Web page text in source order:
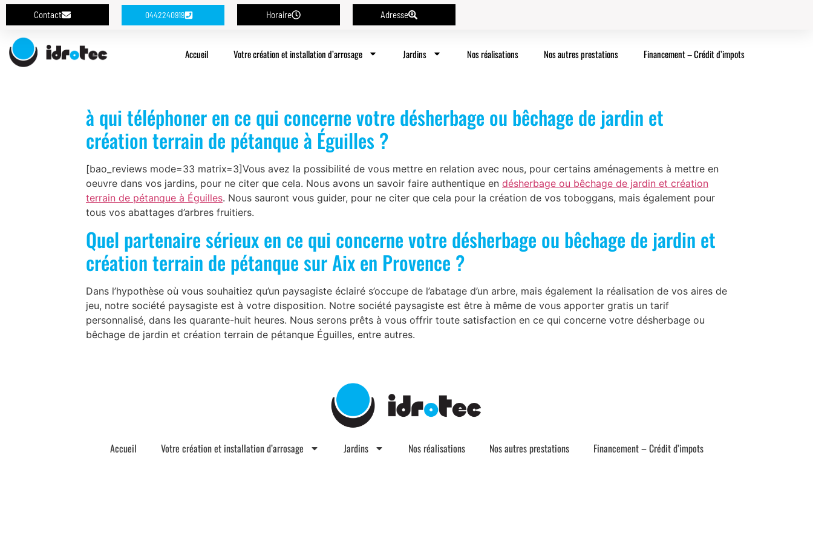
Contact 0442240919 Horaire Adresse
Accueil Votre création et installation d’arrosage Jardins Nos réalisations Nos autres prestations Financement – Crédit d’impots
à qui téléphoner en ce qui concerne votre désherbage ou bêchage de jardin et
création terrain de pétanque à Éguilles ?
[bao_reviews mode=33 matrix=3]Vous avez la possibilité de vous mettre en relation avec nous, pour certains aménagements à mettre en
oeuvre dans vos jardins, pour ne citer que cela. Nous avons un savoir faire authentique en désherbage ou bêchage de jardin et création
terrain de pétanque à Éguilles. Nous sauront vous guider, pour ne citer que cela pour la création de vos toboggans, mais également pour
tous vos abattages d’arbres fruitiers.
Quel partenaire sérieux en ce qui concerne votre désherbage ou bêchage de jardin et
création terrain de pétanque sur Aix en Provence ?
Dans l’hypothèse où vous souhaitiez qu’un paysagiste éclairé s’occupe de l’abatage d’un arbre, mais également la réalisation de vos aires de
jeu, notre société paysagiste est à votre disposition. Notre société paysagiste est être à même de vous apporter gratis un tarif
personnalisé, dans les quarante-huit heures. Nous serons prêts à vous offrir toute satisfaction en ce qui concerne votre désherbage ou
bêchage de jardin et création terrain de pétanque Éguilles, entre autres.
Accueil Votre création et installation d’arrosage Jardins Nos réalisations Nos autres prestations Financement – Crédit d’impots